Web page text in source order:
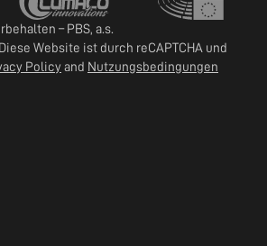
– PBS, a.s.
Website ist durch reCAPTCHA und
Policy and Nutzungsbedingungen